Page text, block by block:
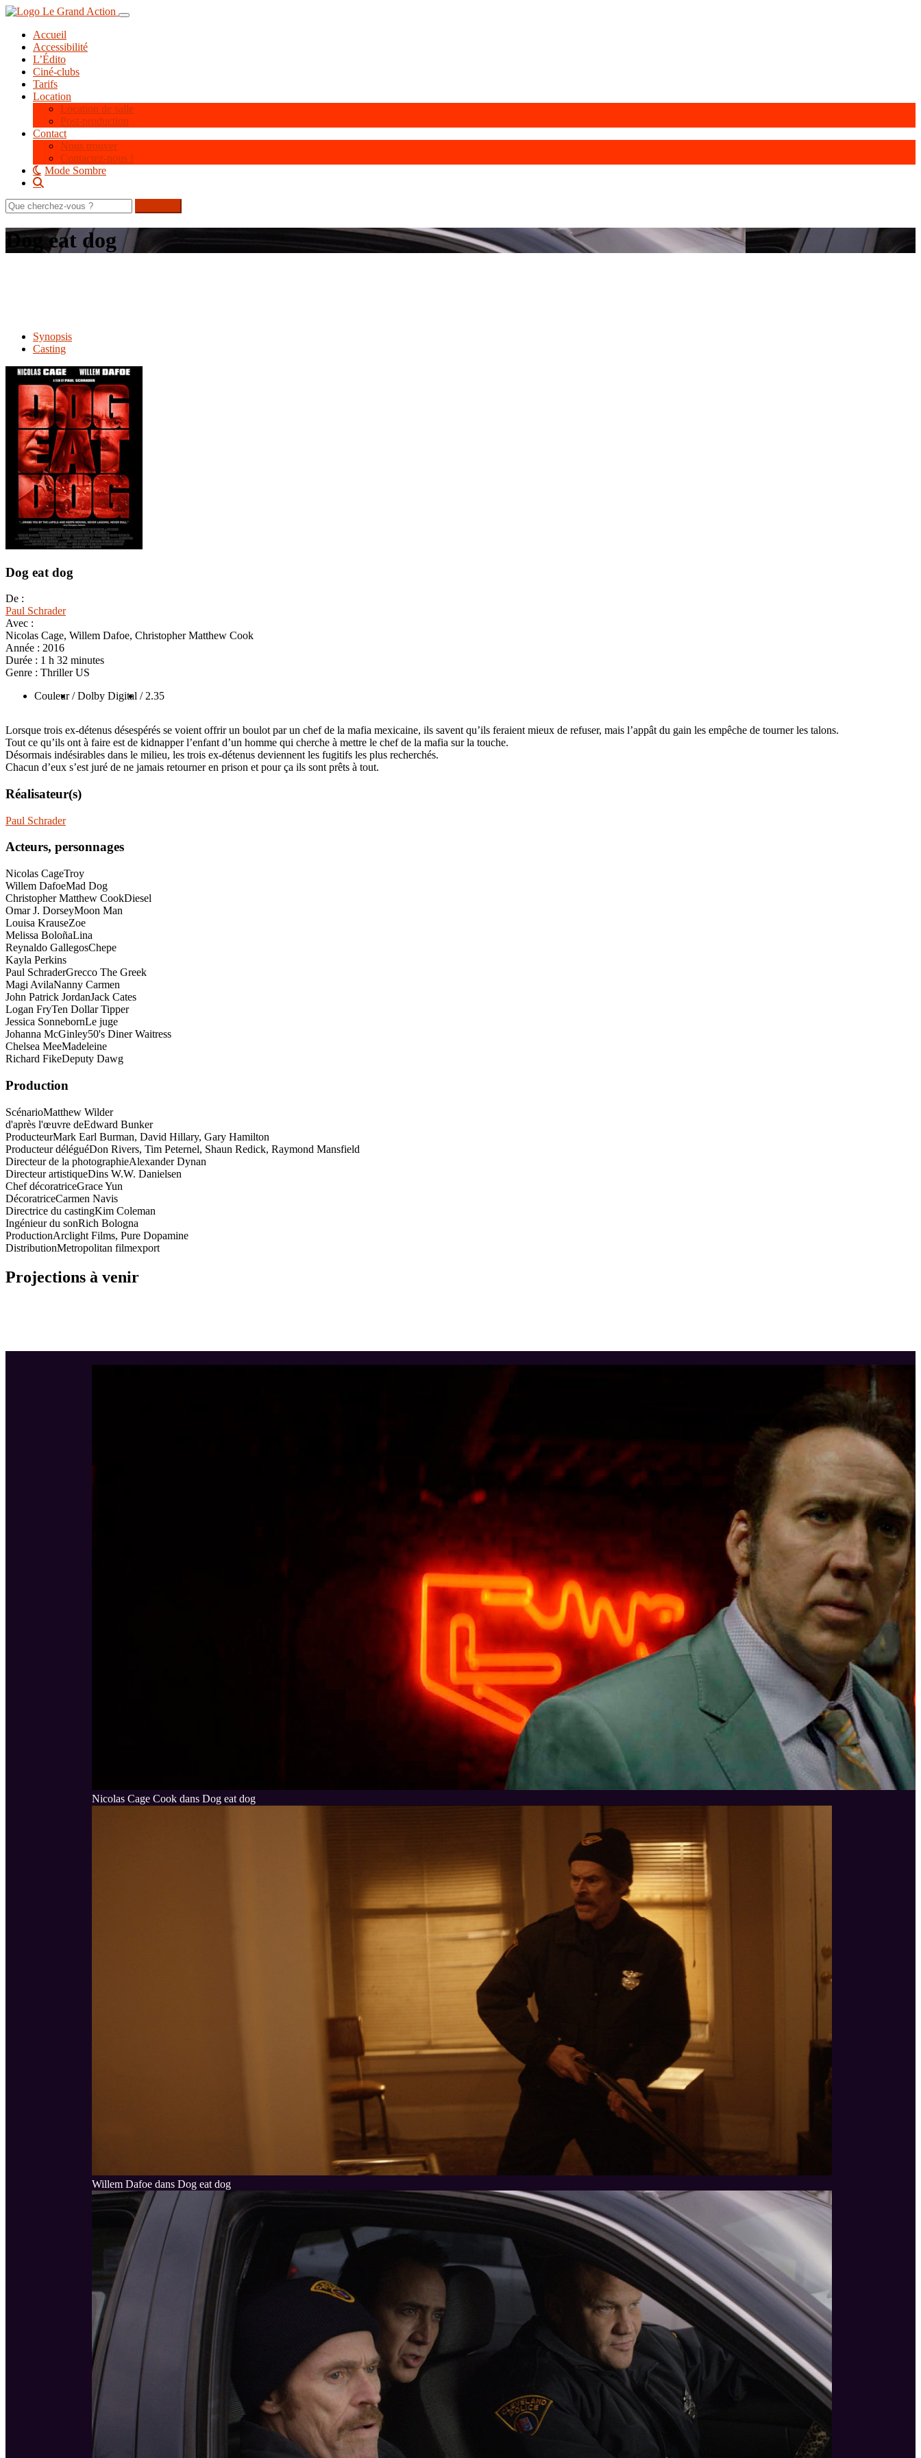
Aller
contenu
principal
Toggle navigation
Accueil
Accessibilité
L’Édito
Ciné-clubs
Tarifs
Location
Location de salle
Post-production
Contact
Nous trouver
Contactez-nous !
Mode Sombre
Rechercher
sur
le
site
Dog eat dog
Synopsis
Casting
Dog eat dog
De :
Paul Schrader
Avec :
Nicolas Cage, Willem Dafoe, Christopher Matthew Cook
Année : 2016
Durée : 1 h 32 minutes
Genre : Thriller US
Couleur / Dolby Digital / 2.35
Lorsque trois ex-détenus désespérés se voient offrir un boulot par un chef de la mafia mexicaine, ils savent qu’ils feraient mieux de refuser, mais l’appât du gain les empêche de tourner les talons.
Tout ce qu’ils ont à faire est de kidnapper l’enfant d’un homme qui cherche à mettre le chef de la mafia sur la touche.
Désormais indésirables dans le milieu, les trois ex-détenus deviennent les fugitifs les plus recherchés.
Chacun d’eux s’est juré de ne jamais retourner en prison et pour ça ils sont prêts à tout.
Réalisateur(s)
Paul Schrader
Acteurs, personnages
Nicolas CageTroy
Willem DafoeMad Dog
Christopher Matthew CookDiesel
Omar J. DorseyMoon Man
Louisa KrauseZoe
Melissa BoloñaLina
Reynaldo GallegosChepe
Kayla Perkins
Paul SchraderGrecco The Greek
Magi AvilaNanny Carmen
John Patrick JordanJack Cates
Logan FryTen Dollar Tipper
Jessica SonnebornLe juge
Johanna McGinley50's Diner Waitress
Chelsea MeeMadeleine
Richard FikeDeputy Dawg
Production
ScénarioMatthew Wilder
d'après l'œuvre deEdward Bunker
ProducteurMark Earl Burman, David Hillary, Gary Hamilton
Producteur déléguéDon Rivers, Tim Peternel, Shaun Redick, Raymond Mansfield
Directeur de la photographieAlexander Dynan
Directeur artistiqueDins W.W. Danielsen
Chef décoratriceGrace Yun
DécoratriceCarmen Navis
Directrice du castingKim Coleman
Ingénieur du sonRich Bologna
ProductionArclight Films, Pure Dopamine
DistributionMetropolitan filmexport
Projections à venir
Nicolas Cage Cook dans Dog eat dog
Willem Dafoe dans Dog eat dog